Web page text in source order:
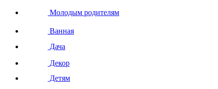
Молодым родителям
Ванная
Дача
Декор
Детям